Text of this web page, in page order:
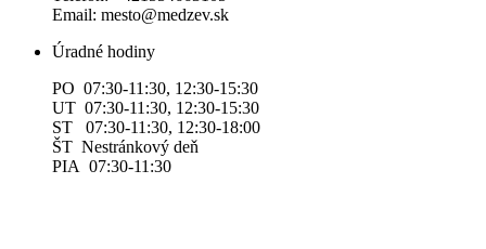
Email: mesto@medzev.sk
Úradné hodiny
PO 07:30-11:30, 12:30-15:30
UT 07:30-11:30, 12:30-15:30
ST 07:30-11:30, 12:30-18:00
ŠT Nestránkový deň
PIA 07:30-11:30